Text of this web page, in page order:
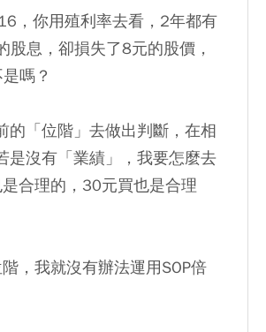
，你用殖利率去看，2年都有
息，卻損失了8元的股價，
嗎？
的「位階」去做出判斷，在相
是沒有「業績」，我要怎麼去
合理的，30元買也是合理
，我就沒有辦法運用SOP倍